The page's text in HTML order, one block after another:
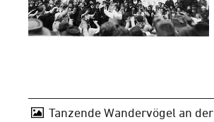
Tanzende Wandervögel an der